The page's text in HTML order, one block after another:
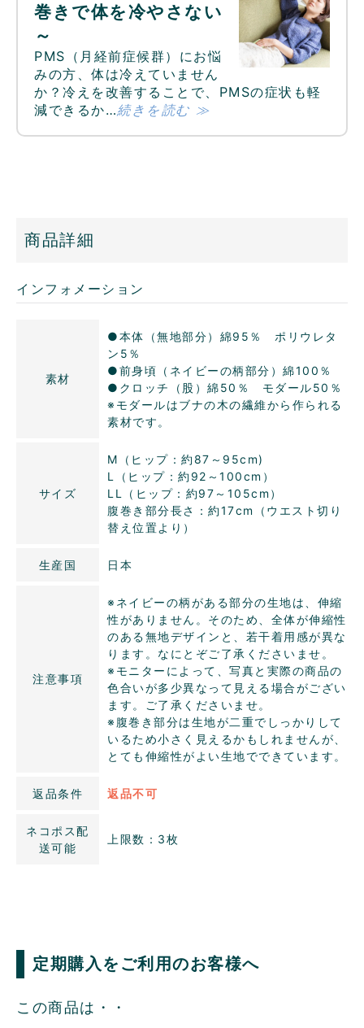
巻きで体を冷やさない
～
PMS（月経前症候群）にお悩
みの方、体は冷えていません
か？冷えを改善することで、PMSの症状も軽
減できるか…続きを読む ≫
商品詳細
インフォメーション
素材
●本体（無地部分）綿95％ ポリウレタ
ン5％
●前身頃（ネイビーの柄部分）綿100％
●クロッチ（股）綿50％ モダール50％
※モダールはブナの木の繊維から作られる
素材です。
サイズ
M（ヒップ：約87～95cm)
L（ヒップ：約92～100cm）
LL（ヒップ：約97～105cm）
腹巻き部分長さ：約17cm（ウエスト切り
替え位置より）
生産国 日本
注意事項
※ネイビーの柄がある部分の生地は、伸縮
性がありません。そのため、全体が伸縮性
のある無地デザインと、若干着用感が異な
ります。なにとぞご了承くださいませ。
※モニターによって、写真と実際の商品の
色合いが多少異なって見える場合がござい
ます。ご了承くださいませ。
※腹巻き部分は生地が二重でしっかりして
いるため小さく見えるかもしれませんが、
とても伸縮性がよい生地でできています。
返品条件 返品不可
ネコポス配
送可能
上限数：3枚
定期購入をご利用のお客様へ
この商品は・・